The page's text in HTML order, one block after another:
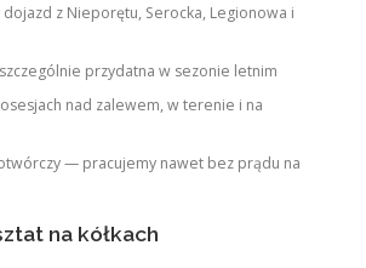
z Nieporętu, Serocka, Legionowa i
przydatna w sezonie letnim
nad zalewem, w terenie i na
— pracujemy nawet bez prądu na
na kółkach